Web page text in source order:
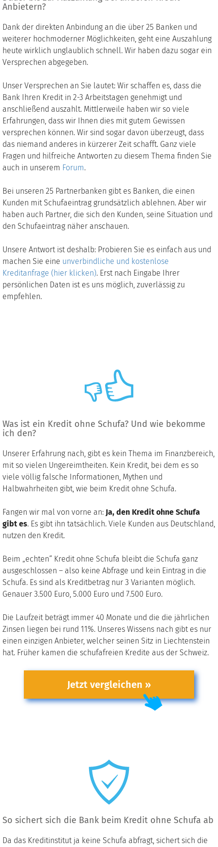
Anbietern?
Dank der direkten Anbindung an die über 25 Banken und
weiterer hochmoderner Möglichkeiten, geht eine Auszahlung
heute wirklich unglaublich schnell. Wir haben dazu sogar ein
Versprechen abgegeben.
Unser Versprechen an Sie lautet: Wir schaffen es, dass die
Bank Ihren Kredit in 2-3 Arbeitstagen genehmigt und
anschließend auszahlt. Mittlerweile haben wir so viele
Erfahrungen, dass wir Ihnen dies mit gutem Gewissen
versprechen können. Wir sind sogar davon überzeugt, dass
das niemand anderes in kürzerer Zeit schafft. Ganz viele
Fragen und hilfreiche Antworten zu diesem Thema finden Sie
auch in unserem Forum.
Bei unseren 25 Partnerbanken gibt es Banken, die einen
Kunden mit Schufaeintrag grundsätzlich ablehnen. Aber wir
haben auch Partner, die sich den Kunden, seine Situation und
den Schufaeintrag näher anschauen.
Unsere Antwort ist deshalb: Probieren Sie es einfach aus und
machen Sie eine unverbindliche und kostenlose
Kreditanfrage (hier klicken). Erst nach Eingabe Ihrer
persönlichen Daten ist es uns möglich, zuverlässig zu
empfehlen.
Was ist ein Kredit ohne Schufa? Und wie bekomme
ich den?
Unserer Erfahrung nach, gibt es kein Thema im Finanzbereich,
mit so vielen Ungereimtheiten. Kein Kredit, bei dem es so
viele völlig falsche Informationen, Mythen und
Halbwahrheiten gibt, wie beim Kredit ohne Schufa.
Fangen wir mal von vorne an: Ja, den Kredit ohne Schufa
gibt es. Es gibt ihn tatsächlich. Viele Kunden aus Deutschland,
nutzen den Kredit.
Beim „echten“ Kredit ohne Schufa bleibt die Schufa ganz
ausgeschlossen – also keine Abfrage und kein Eintrag in die
Schufa. Es sind als Kreditbetrag nur 3 Varianten möglich.
Genauer 3.500 Euro, 5.000 Euro und 7.500 Euro.
Die Laufzeit beträgt immer 40 Monate und die die jährlichen
Zinsen liegen bei rund 11%. Unseres Wissens nach gibt es nur
einen einzigen Anbieter, welcher seinen Sitz in Liechtenstein
hat. Früher kamen die schufafreien Kredite aus der Schweiz.
Jetzt vergleichen »
So sichert sich die Bank beim Kredit ohne Schufa ab
Da das Kreditinstitut ja keine Schufa abfragt, sichert sich die